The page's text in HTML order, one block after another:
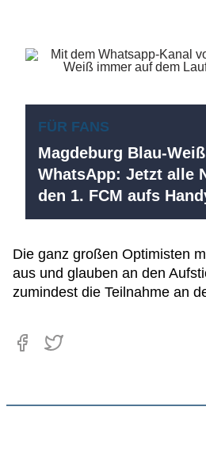
FÜR FANS
Magdeburg Blau-
WhatsApp: Jetzt alle
den 1. FCM aufs
Die ganz großen Optimisten
aus und glauben an den
zumindest die Teilnahme an